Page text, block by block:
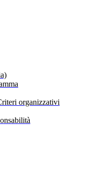
organizzativi